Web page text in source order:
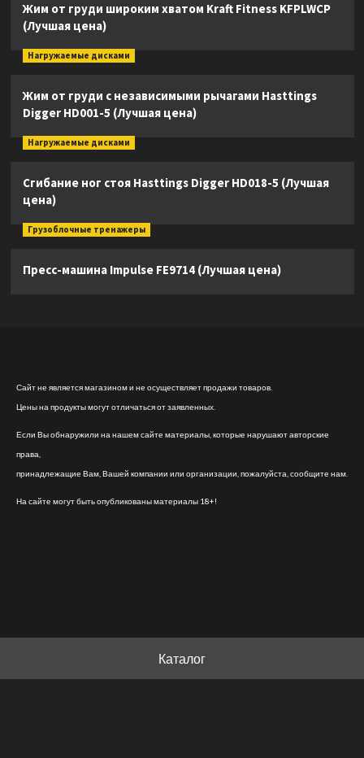
Жим от груди широким хватом Kraft Fitness KFPLWCP
(Лучшая цена)
Нагружаемые дисками
Жим от груди с независимыми рычагами Hasttings
Digger HD001-5 (Лучшая цена)
Нагружаемые дисками
Сгибание ног стоя Hasttings Digger HD018-5 (Лучшая
цена)
Грузоблочные тренажеры
Пресс-машина Impulse FE9714 (Лучшая цена)
Сайт не является магазином и не осуществляет продажи товаров.
Цены на продукты могут отличаться от заявленных.
Если Вы обнаружили на нашем сайте материалы, которые нарушают авторские
права,
принадлежащие Вам, Вашей компании или организации, пожалуйста, сообщите нам.
На сайте могут быть опубликованы материалы 18+!
Каталог